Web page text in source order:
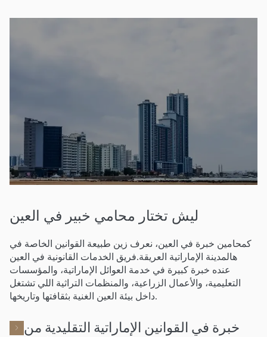
ليش تختار محامي خبير في العين
كمحامين خبرة في العين، نعرف زين طبيعة القوانين الخاصة في
هالمدينة الإماراتية العريقة.فريق الخدمات القانونية في العين
عنده خبرة كبيرة في خدمة العوائل الإماراتية، والمؤسسات
التعليمية، والأعمال الزراعية، والمنظمات التراثية اللي تشتغل
داخل بيئة العين الغنية بثقافتها وتاريخها.
خبرة في القوانين الإماراتية التقليدية من